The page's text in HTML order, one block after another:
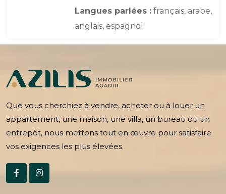
Langues parlées : français, arabe,
anglais, espagnol
Que vous cherchiez à vendre, acheter ou à louer un
appartement, une maison, une villa, un bureau ou un
entrepôt, nous mettons tout en œuvre pour satisfaire
vos exigences les plus élevées.